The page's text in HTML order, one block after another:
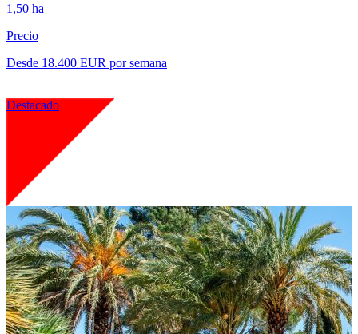
1,50 ha
Precio
Desde 18.400 EUR por semana
Destacado